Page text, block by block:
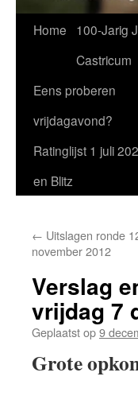
Home
100-Jarig
Castricum
Eens proberen
vrijdagavond?
Ratinglijst 1 juli
en Blitz
← Uitslagen ronde
november 2012
Verslag
vrijdag 7
Geplaatst op9
Grote